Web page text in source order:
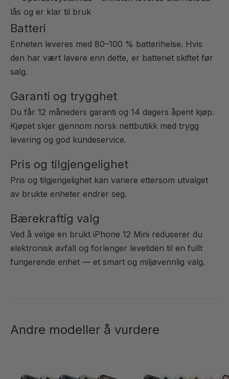
lås og er klar til bruk
Batteri
Enheten leveres med 80–100 % batterihelse. Hvis
den har vært lavere enn dette, er batteriet skiftet før
salg.
Garanti og trygghet
Du får 12 måneders garanti og 14 dagers åpent kjøp.
Kjøpet skjer gjennom norsk nettbutikk med trygg
levering og god kundeservice.
Pris og tilgjengelighet
Pris og tilgjengelighet kan variere ettersom utvalget
av brukte enheter endrer seg.
Bærekraftig valg
Ved å velge en brukt iPhone 12 Mini reduserer du
elektronisk avfall og forlenger levetiden til en fullt
fungerende enhet — et smart og miljøvennlig valg.
Andre modeller å vurdere